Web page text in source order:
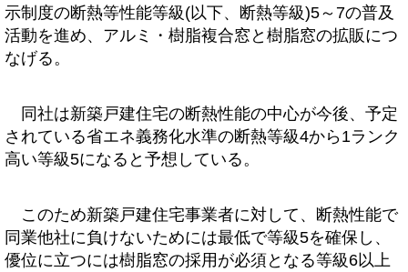
示制度の断熱等性能等級(以下、断熱等級)5～7の普及
活動を進め、アルミ・樹脂複合窓と樹脂窓の拡販につ
なげる。
同社は新築戸建住宅の断熱性能の中心が今後、予定
されている省エネ義務化水準の断熱等級4から1ランク
高い等級5になると予想している。
このため新築戸建住宅事業者に対して、断熱性能で
同業他社に負けないためには最低で等級5を確保し、
優位に立つには樹脂窓の採用が必須となる等級6以上